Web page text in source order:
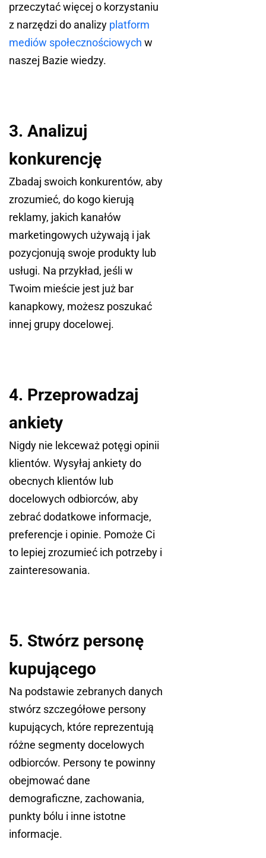
przeczytać więcej o korzystaniu
z narzędzi do analizy platform
mediów społecznościowych w
naszej Bazie wiedzy.
3. Analizuj
konkurencję
Zbadaj swoich konkurentów, aby
zrozumieć, do kogo kierują
reklamy, jakich kanałów
marketingowych używają i jak
pozycjonują swoje produkty lub
usługi. Na przykład, jeśli w
Twoim mieście jest już bar
kanapkowy, możesz poszukać
innej grupy docelowej.
4. Przeprowadzaj
ankiety
Nigdy nie lekceważ potęgi opinii
klientów. Wysyłaj ankiety do
obecnych klientów lub
docelowych odbiorców, aby
zebrać dodatkowe informacje,
preferencje i opinie. Pomoże Ci
to lepiej zrozumieć ich potrzeby i
zainteresowania.
5. Stwórz personę
kupującego
Na podstawie zebranych danych
stwórz szczegółowe persony
kupujących, które reprezentują
różne segmenty docelowych
odbiorców. Persony te powinny
obejmować dane
demograficzne, zachowania,
punkty bólu i inne istotne
informacje.